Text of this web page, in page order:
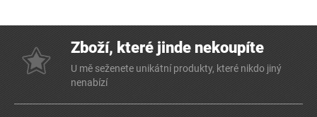
Zboží, které jinde nekoupíte
U mě seženete unikátní produkty, které nikdo jiný
nenabízí